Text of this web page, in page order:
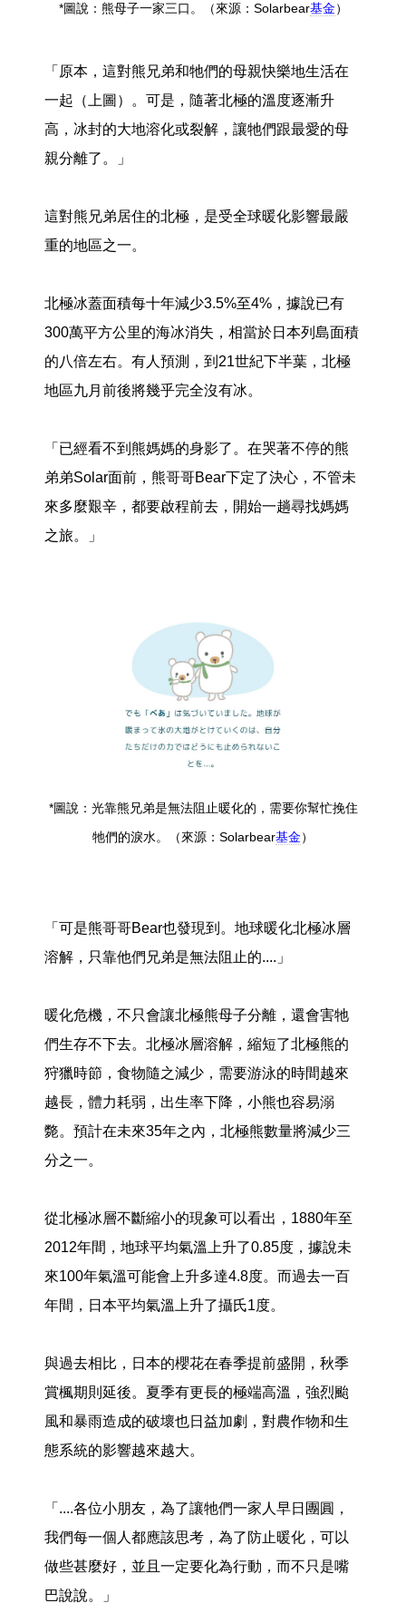
*圖說：熊母子一家三口。（來源：Solarbear基金）
「原本，這對熊兄弟和牠們的母親快樂地生活在
一起（上圖）。可是，隨著北極的溫度逐漸升
高，冰封的大地溶化或裂解，讓牠們跟最愛的母
親分離了。」
這對熊兄弟居住的北極，是受全球暖化影響最嚴
重的地區之一。
北極冰蓋面積每十年減少3.5%至4%，據說已有
300萬平方公里的海冰消失，相當於日本列島面積
的八倍左右。有人預測，到21世紀下半葉，北極
地區九月前後將幾乎完全沒有冰。
「已經看不到熊媽媽的身影了。在哭著不停的熊
弟弟Solar面前，熊哥哥Bear下定了決心，不管未
來多麼艱辛，都要啟程前去，開始一趟尋找媽媽
之旅。」
*圖說：光靠熊兄弟是無法阻止暖化的，需要你幫忙挽住
牠們的淚水。（來源：Solarbear基金）
「可是熊哥哥Bear也發現到。地球暖化北極冰層
溶解，只靠他們兄弟是無法阻止的....」
暖化危機，不只會讓北極熊母子分離，還會害牠
們生存不下去。北極冰層溶解，縮短了北極熊的
狩獵時節，食物隨之減少，需要游泳的時間越來
越長，體力耗弱，出生率下降，小熊也容易溺
斃。預計在未來35年之內，北極熊數量將減少三
分之一。
從北極冰層不斷縮小的現象可以看出，1880年至
2012年間，地球平均氣溫上升了0.85度，據說未
來100年氣溫可能會上升多達4.8度。而過去一百
年間，日本平均氣溫上升了攝氏1度。
與過去相比，日本的櫻花在春季提前盛開，秋季
賞楓期則延後。夏季有更長的極端高溫，強烈颱
風和暴雨造成的破壞也日益加劇，對農作物和生
態系統的影響越來越大。
「....各位小朋友，為了讓牠們一家人早日團圓，
我們每一個人都應該思考，為了防止暖化，可以
做些甚麼好，並且一定要化為行動，而不只是嘴
巴說說。」